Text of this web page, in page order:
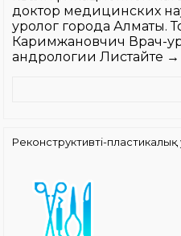
доктор медицинских
уролог города Алматы.
Каримжановчич Врач-
андрологии Листайте →
Реконструктивті-